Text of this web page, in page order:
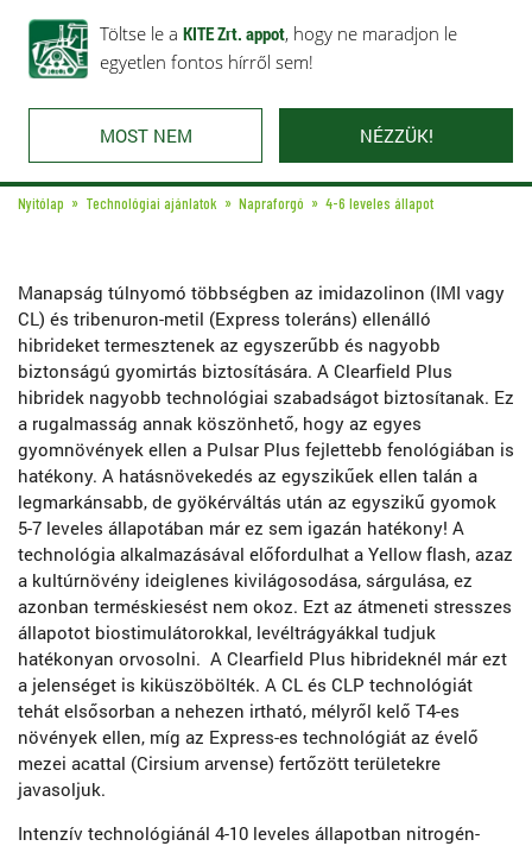
Töltse le a KITE Zrt. appot, hogy ne maradjon le
egyetlen fontos hírről sem!
MOST NEM NÉZZÜK!
Rólunk Ajánlataink Karrier Kapcsolat
Nyitólap Technológiai ajánlatok Napraforgó 4-6 leveles állapot
Manapság túlnyomó többségben az imidazolinon (IMI vagy
CL) és tribenuron-metil (Express toleráns) ellenálló
hibrideket termesztenek az egyszerűbb és nagyobb
biztonságú gyomirtás biztosítására. A Clearfield Plus
hibridek nagyobb technológiai szabadságot biztosítanak. Ez
a rugalmasság annak köszönhető, hogy az egyes
gyomnövények ellen a Pulsar Plus fejlettebb fenológiában is
hatékony. A hatásnövekedés az egyszikűek ellen talán a
legmarkánsabb, de gyökérváltás után az egyszikű gyomok
5-7 leveles állapotában már ez sem igazán hatékony! A
technológia alkalmazásával előfordulhat a Yellow flash, azaz
a kultúrnövény ideiglenes kivilágosodása, sárgulása, ez
azonban terméskiesést nem okoz. Ezt az átmeneti stresszes
állapotot biostimulátorokkal, levéltrágyákkal tudjuk
hatékonyan orvosolni. A Clearfield Plus hibrideknél már ezt
a jelenséget is kiküszöbölték. A CL és CLP technológiát
tehát elsősorban a nehezen irtható, mélyről kelő T4-es
növények ellen, míg az Express-es technológiát az évelő
mezei acattal (Cirsium arvense) fertőzött területekre
javasoljuk.
Intenzív technológiánál 4-10 leveles állapotban nitrogén-